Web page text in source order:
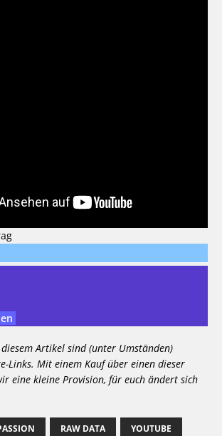
Artikel sind (unter Umständen)
Links. Mit einem Kauf über einen dieser
eine kleine Provision, für euch ändert sich
RAW DATA YOUTUBE